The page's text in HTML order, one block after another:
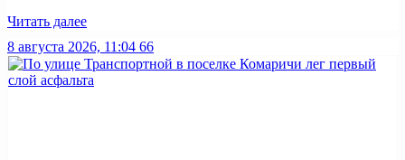
Читать далее
8 августа 2026, 11:04 66